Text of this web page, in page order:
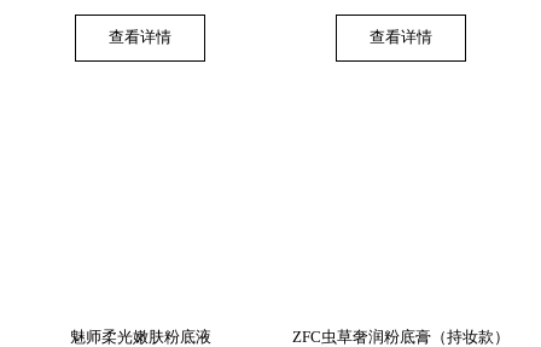
查看详情 查看详情
魅师柔光嫩肤粉底液
ZFC虫草奢润粉底膏（持妆款）